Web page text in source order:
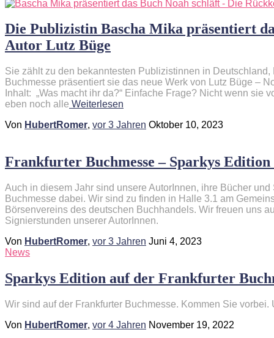
Die Publizistin Bascha Mika präsentiert
Autor Lutz Büge
Sie zählt zu den bekanntesten Publizistinnen in Deutschland,
Buchmesse präsentiert sie das neue Werk von Lutz Büge –
Inhalt: „Was macht ihr da?“ Einfache Frage? Nicht wenn sie
eben noch alle Weiterlesen
Von HubertRomer, vor 3 Jahren Oktober 10, 2023
Frankfurter Buchmesse – Sparkys Edition
Auch in diesem Jahr sind unsere AutorInnen, ihre Bücher
Buchmesse dabei. Wir sind zu finden in Halle 3.1 am
Börsenvereins des deutschen Buchhandels. Wir freuen uns
Signierstunden unserer AutorInnen.
Von HubertRomer, vor 3 Jahren Juni 4, 2023
News
Sparkys Edition auf der Frankfurter
Wir sind auf der Frankfurter Buchmesse. Kommen Sie
Von HubertRomer, vor 4 Jahren November 19, 2022